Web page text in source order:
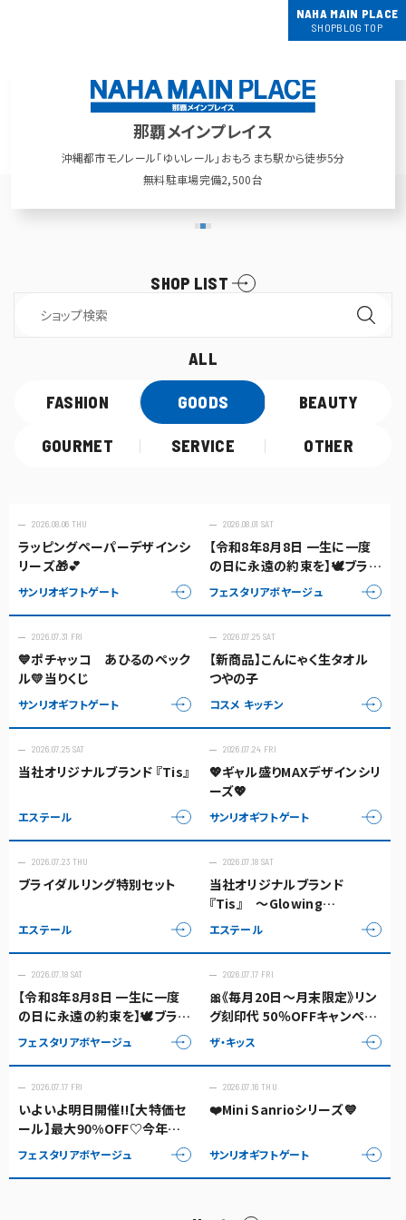
NAHA MAIN PLACE
SHOPBLOG TOP
那覇メインプレイス
沖縄都市モノレール「ゆいレール」 おもろまち駅から徒歩5分
無料駐車場完備2,500台
ALL
FASHION GOODS BEAUTY
GOURMET SERVICE OTHER
SHOP LIST
2026.08.06 THU
ラッピングペーパーデザインシ
リーズ🎁💕
サンリオギフトゲート
2026.08.01 SAT
【令和8年8月8日 一生に一度
の日に永遠の約束を】🕊️ブライ
ダルフェア開催中💍✨888
フェスタリアボヤージュ
2026.07.31 FRI
💙ポチャッコ あひるのペック
ル💛当りくじ
サンリオギフトゲート
2026.07.25 SAT
【新商品】こんにゃく生タオル
つやの子
コスメ キッチン
2026.07.25 SAT
当社オリジナルブランド 『Tis』
エステール
2026.07.24 FRI
💖ギャル盛りMAXデザインシリ
ーズ💖
サンリオギフトゲート
2026.07.23 THU
ブライダルリング特別セット
エステール
2026.07.18 SAT
当社オリジナルブランド
『Tis』 ～Glowing
bouquet～
エステール
2026.07.18 SAT
【令和8年8月8日 一生に一度
の日に永遠の約束を】🕊️ブライ
ダルフェア開催中💍✨888
フェスタリアボヤージュ
2026.07.17 FRI
🎀《毎月20日〜月末限定》リン
グ刻印代 50％OFFキャンペー
ン💍🎀
ザ・キッス
2026.07.17 FRI
いよいよ明日開催‼️【大特価セ
ール】最大90%OFF♡今年最
後の大きなセール‼️＆🌱健康ジ
ュエリー無料体験コーナーも
フェスタリアボヤージュ
2026.07.16 THU
❤️Mini Sanrioシリーズ💙
サンリオギフトゲート